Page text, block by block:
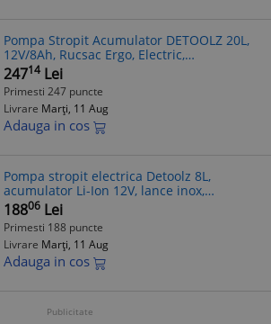
Pompa Stropit Acumulator DETOOLZ 20L,
12V/8Ah, Rucsac Ergo, Electric,
Pulverizator Gradina, Livada, Vie
24714 Lei
Primesti 247 puncte
Livrare Marți, 11 Aug
Adauga in cos
Pompa stropit electrica Detoolz 8L,
acumulator Li-Ion 12V, lance inox,
pulverizare reglabila, autonomie 5h
18806 Lei
Primesti 188 puncte
Livrare Marți, 11 Aug
Adauga in cos
Publicitate